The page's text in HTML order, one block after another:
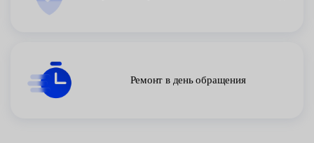
Ремонт в день обращения